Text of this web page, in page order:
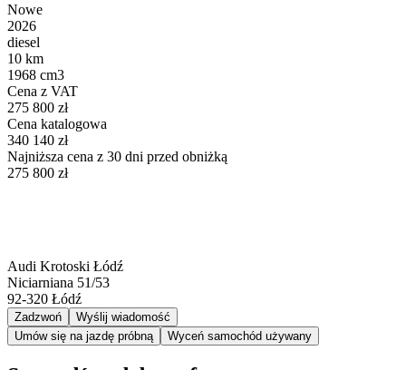
Nowe
2026
diesel
10 km
1968 cm3
Cena z VAT
275 800 zł
Cena katalogowa
340 140 zł
Najniższa cena z 30 dni przed obniżką
275 800 zł
Audi Krotoski Łódź
Niciarniana 51/53
92-320 Łódź
Zadzwoń
Wyślij wiadomość
Umów się na jazdę próbną
Wyceń samochód używany